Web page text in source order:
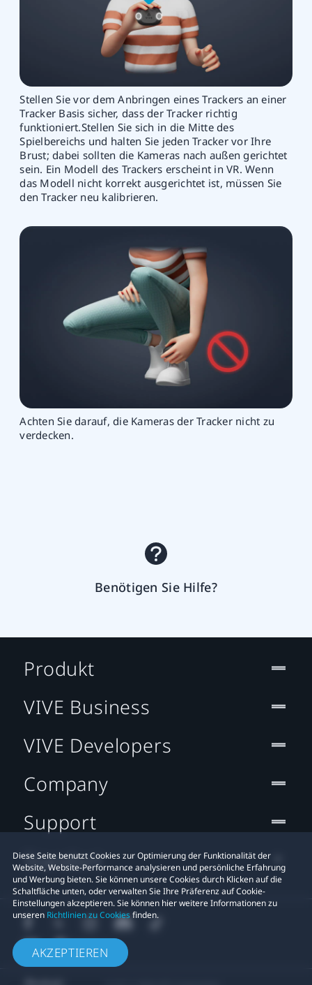
Stellen Sie vor dem Anbringen eines Trackers an einer
Tracker Basis sicher, dass der Tracker richtig
funktioniert.Stellen Sie sich in die Mitte des
Spielbereichs und halten Sie jeden Tracker vor Ihre
Brust; dabei sollten die Kameras nach außen gerichtet
sein. Ein Modell des Trackers erscheint in VR. Wenn
das Modell nicht korrekt ausgerichtet ist, müssen Sie
den Tracker neu kalibrieren.
Achten Sie darauf, die Kameras der Tracker nicht zu
verdecken.
Benötigen Sie Hilfe?
Diese Seite benutzt Cookies zur Optimierung der Funktionalität der
Website, Website-Performance analysieren und persönliche Erfahrung
und Werbung bieten. Sie können unsere Cookies durch Klicken auf die
Schaltfläche unten, oder verwalten Sie Ihre Präferenz auf Cookie-
Einstellungen akzeptieren. Sie können hier weitere Informationen zu
unseren Richtlinien zu Cookiesfinden.
AKZEPTIEREN
Produkt
VIVE Business
VIVE Developers
Company
Support
Standort